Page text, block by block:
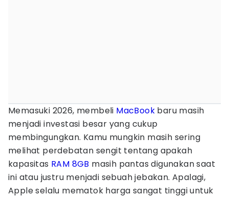
Memasuki 2026, membeli MacBook baru masih
menjadi investasi besar yang cukup
membingungkan. Kamu mungkin masih sering
melihat perdebatan sengit tentang apakah
kapasitas RAM 8GB masih pantas digunakan saat
ini atau justru menjadi sebuah jebakan. Apalagi,
Apple selalu mematok harga sangat tinggi untuk